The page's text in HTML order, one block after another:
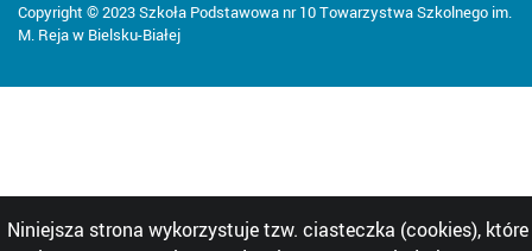
Copyright © 2023 Szkoła Podstawowa nr 10 Towarzystwa Szkolnego im.
M. Reja w Bielsku-Białej
Niniejsza strona wykorzystuje tzw. ciasteczka (cookies),